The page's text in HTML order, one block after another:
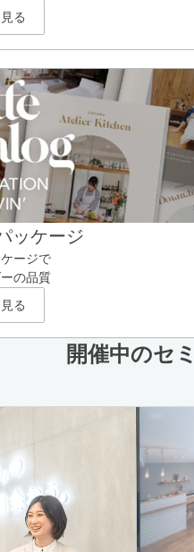
る
ッケージ
ージで
の品質
る
開催中のセ